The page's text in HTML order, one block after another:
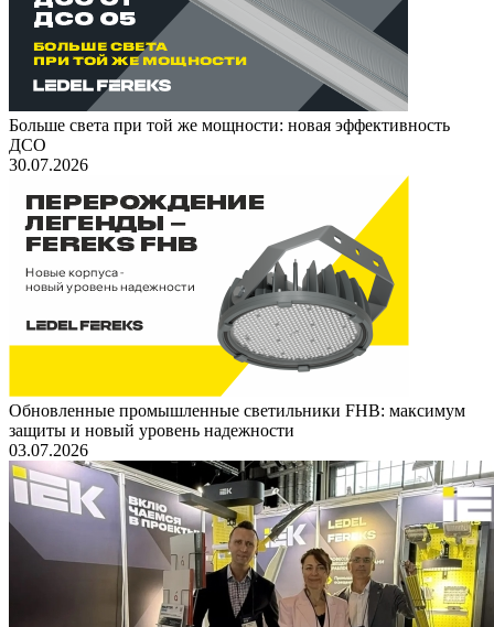
Больше света при той же мощности: новая эффективность
ДСО
30.07.2026
Обновленные промышленные светильники FHB: максимум
защиты и новый уровень надежности
03.07.2026